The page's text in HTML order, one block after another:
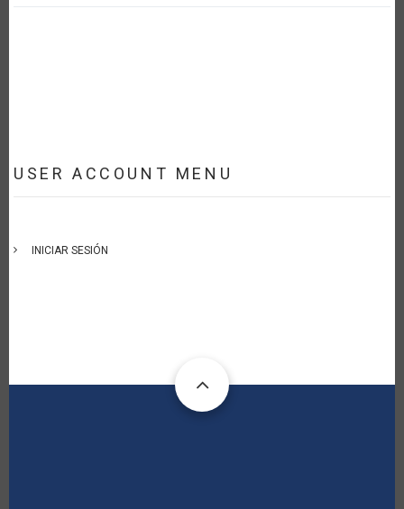
USER ACCOUNT MENU
INICIAR SESIÓN